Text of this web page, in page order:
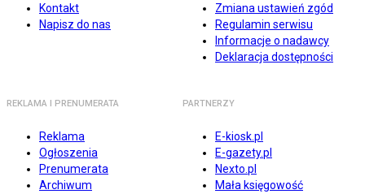
Kontakt
Napisz do nas
Zmiana ustawień zgód
Regulamin serwisu
Informacje o nadawcy
Deklaracja dostępności
REKLAMA I PRENUMERATA
Reklama
Ogłoszenia
Prenumerata
Archiwum
PARTNERZY
E-kiosk.pl
E-gazety.pl
Nexto.pl
Mała księgowość